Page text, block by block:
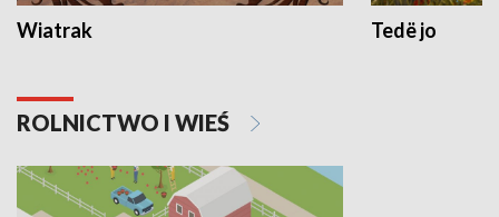
Wiatrak Tedë jo
ROLNICTWO I WIEŚ